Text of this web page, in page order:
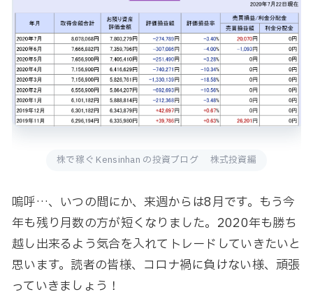
株で稼ぐ Kensinhan の投資ブログ 株式投資編
嗚呼…、いつの間にか、来週からは8月です。もう今
年も残り月数の方が短くなりました。2020年も勝ち
越し出来るよう気合を入れてトレードしていきたいと
思います。読者の皆様、コロナ禍に負けない様、頑張
っていきましょう！